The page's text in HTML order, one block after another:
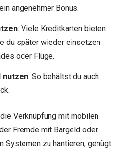
ein angenehmer Bonus.
: Viele Kreditkarten bieten
du später wieder einsetzen
oder Flüge.
nutzen: So behältst du auch
Verknüpfung mit mobilen
Fremde mit Bargeld oder
Systemen zu hantieren, genügt